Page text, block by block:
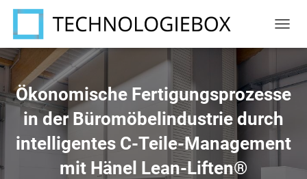
A
I
G
A
I
O
N
U
Ökonomische Fertigungsprozesse
in der Büromöbelindustrie durch
intelligentes C-Teile-Management
mit Hänel Lean-Liften®